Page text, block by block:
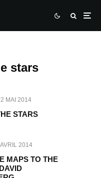
stars
MAI 2014
STARS
2014
MAPS TO THE